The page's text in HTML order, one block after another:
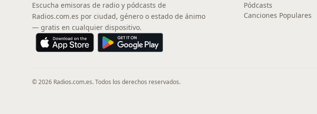
Escucha emisoras de radio y pódcasts de
Radios.com.es por ciudad, género o estado de ánimo
— gratis en cualquier dispositivo.
Pódcasts
Canciones Populares
© 2026 Radios.com.es. Todos los derechos reservados.